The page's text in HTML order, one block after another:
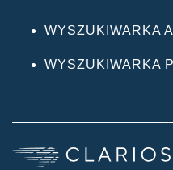
WYSZUKIWARKA
WYSZUKIWARKA